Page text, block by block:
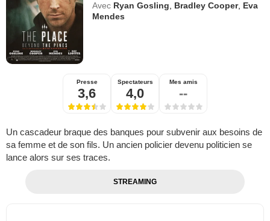
Avec Ryan Gosling Bradley Cooper, Eva
Mendes
Presse
3,6
Spectateurs
4,0
Mes amis
--
Un cascadeur braque des banques pour subvenir aux besoins de
sa femme et de son fils. Un ancien policier devenu politicien se
lance alors sur ses traces.
STREAMING